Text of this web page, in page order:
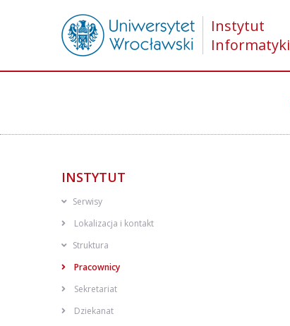
Instytut
Informatyki
INSTYTUT
Serwisy
Lokalizacja i kontakt
Struktura
Pracownicy
Sekretariat
Dziekanat